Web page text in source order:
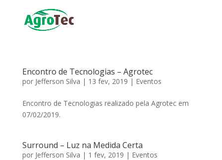
Encontro de Tecnologias – Agrotec
por Jefferson Silva | 13 fev, 2019 | Eventos
Encontro de Tecnologias realizado pela Agrotec em
07/02/2019.
Surround – Luz na Medida Certa
por Jefferson Silva | 1 fev, 2019 | Eventos